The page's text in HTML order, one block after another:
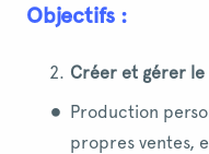
Objectifs :
Créer et gérer le
Production
propres ventes,